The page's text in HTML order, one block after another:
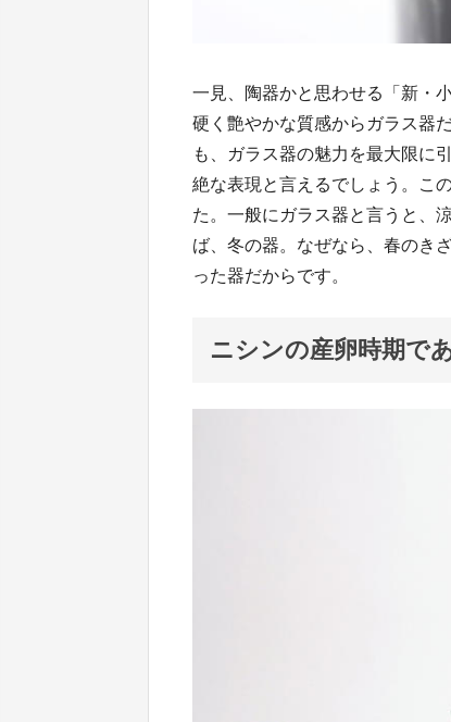
一見、陶器かと思わせる「新・
硬く艶やかな質感からガラス器
も、ガラス器の魅力を最大限に
絶な表現と言えるでしょう。こ
た。一般にガラス器と言うと、
ば、冬の器。なぜなら、春のき
った器だからです。
ニシンの産卵時期で